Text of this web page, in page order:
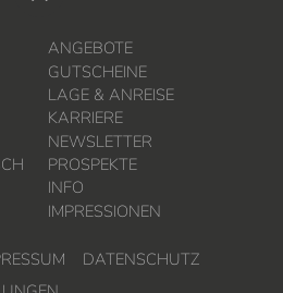
ANGEBOTE
GUTSCHEINE
LAGE & ANREISE
KARRIERE
NEWSLETTER
PROSPEKTE
INFO
IMPRESSIONEN
DATENSCHUTZ